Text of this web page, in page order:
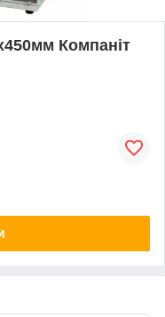
Компаніт